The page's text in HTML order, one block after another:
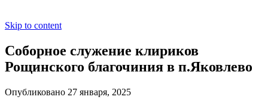
Skip to content
Соборное служение клириков
Рощинского благочиния в п.Яковлево
Опубликовано 27 января, 2025